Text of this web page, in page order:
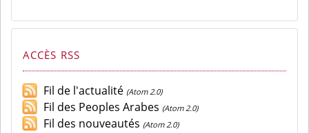
ACCÈS RSS
Fil de l'actualité (Atom 2.0)
Fil des Peoples Arabes (Atom 2.0)
Fil des nouveautés (Atom 2.0)